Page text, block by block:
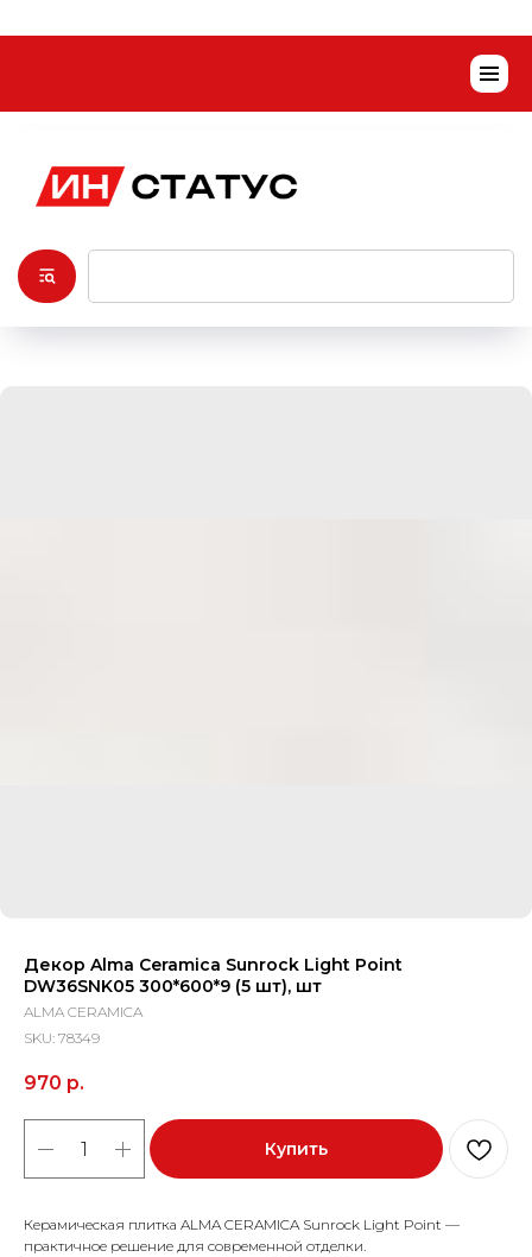
Декор Alma Ceramica Sunrock Light Point
DW36SNK05 300*600*9 (5 шт), шт
ALMA CERAMICA
SKU: 78349
970 р.
Купить
Керамическая плитка ALMA CERAMICA Sunrock Light Point —
практичное решение для современной отделки.